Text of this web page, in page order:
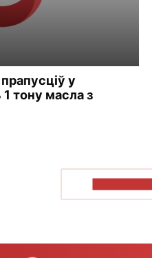
у
тону масла з